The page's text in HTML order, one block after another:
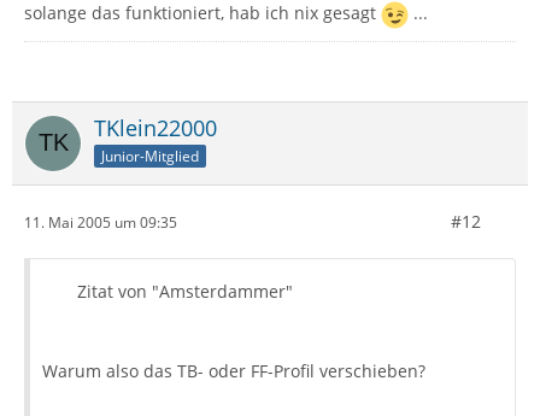
solange das funktioniert, hab ich nix gesagt ...
TKlein22000
Junior-Mitglied
11. Mai 2005 um 09:35 #12
Zitat von "Amsterdammer"
Warum also das TB- oder FF-Profil verschieben?